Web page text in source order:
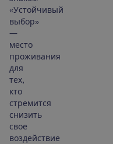
«Устойчивый
выбор»
—
место
проживания
для
тех,
кто
стремится
снизить
свое
воздействие